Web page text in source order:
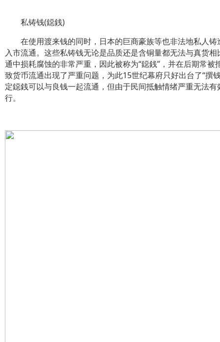
私铸钱(鐚銭)
在使用渡来钱的同时，日本的巨商豪族等也非法地私人铸
入市流通。这些私铸钱无论是品质还是含铜量都无法与真货相
通中损耗腐蚀的非常严重，因此被称为“鐚銭”，并在后期常被
致货币流通出现了严重问题，为此15世纪幕府只好出台了“撰
定鐚銭可以与良钱一起流通，但由于民间抵触情绪严重无法有
行。